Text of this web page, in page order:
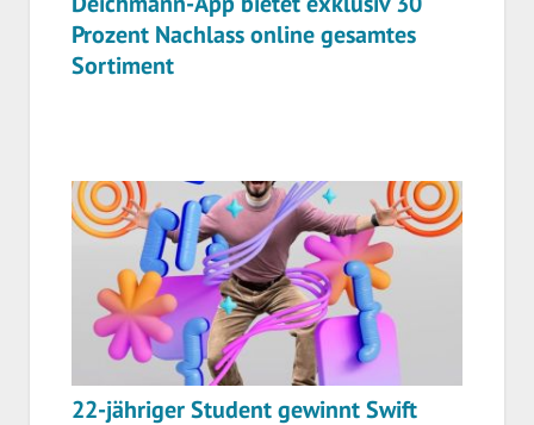
Prozent Nachlass online gesamtes
Sortiment
22-jähriger Student gewinnt Swift